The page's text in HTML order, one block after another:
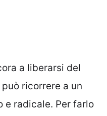
a liberarsi del
ricorrere a un
e radicale. Per farlo